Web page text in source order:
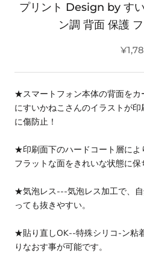
プリント Design by す
ン調 背面 保護
★スマートフォン本体の背面をカ
にすいかねこさんのイラストが
に傷防止！
★印刷面下のハードコート層によ
フラットな面をきれいな状態に保
★気泡レス---気泡レス加工で、
っても抜きやすい。
★貼り直しOK--特殊シリコ-ン粘
りなおす事が可能です。